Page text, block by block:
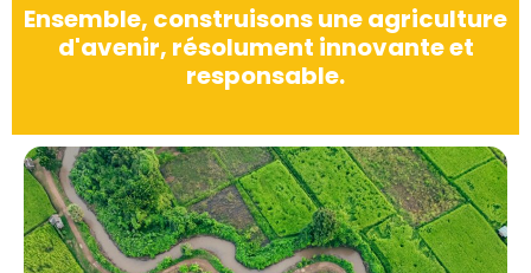
Ensemble, construisons une agriculture
d'avenir, résolument innovante et
responsable.